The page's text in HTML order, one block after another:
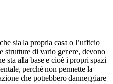
sia la propria casa o l’ufficio
strutture di vario genere, devono
sta alla base e cioè i propri spazi
perché non permette la
che potrebbero danneggiare